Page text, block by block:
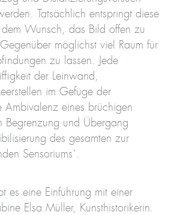
Tatsächlich entspringt diese
dem Wunsch, das Bild offen zu
möglichst viel Raum für
zu lassen. Jede
der Leinwand,
im Gefüge der
Ambivalenz eines brüchigen
Begrenzung und Übergang
des gesamten zur
Sensoriums`.
es eine Einführung mit einer
Elsa Müller, Kunsthistorikerin.